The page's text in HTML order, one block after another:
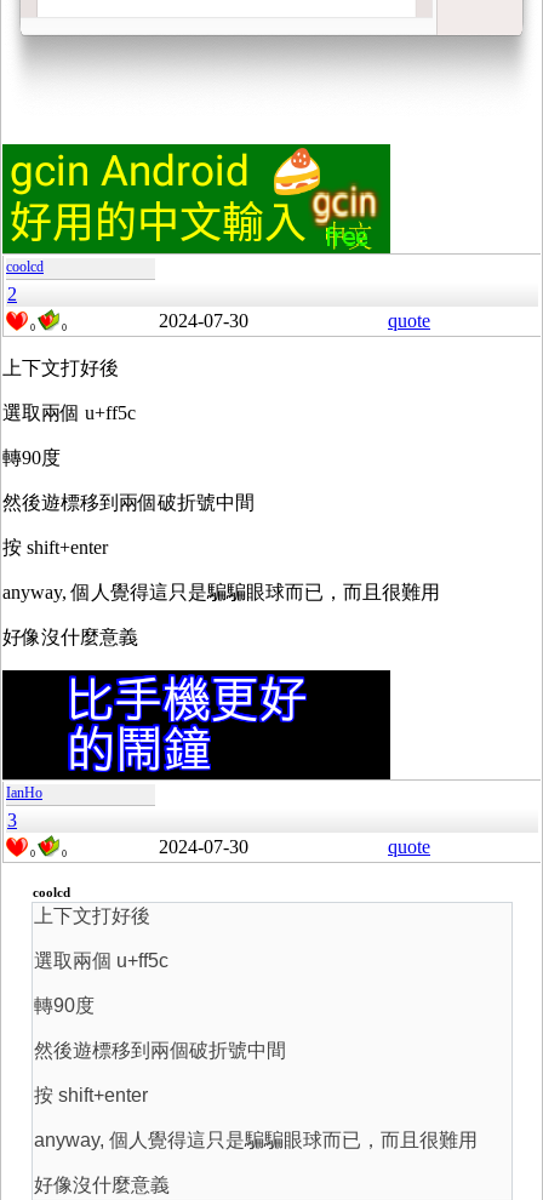
coolcd
2
0 0 2024-07-30 quote
上下文打好後
選取兩個 u+ff5c
轉90度
然後遊標移到兩個破折號中間
按 shift+enter
anyway, 個人覺得這只是騙騙眼球而已，而且很難用
好像沒什麼意義
IanHo
3
0 0 2024-07-30 quote
coolcd
上下文打好後
選取兩個 u+ff5c
轉90度
然後遊標移到兩個破折號中間
按 shift+enter
anyway, 個人覺得這只是騙騙眼球而已，而且很難用
好像沒什麼意義